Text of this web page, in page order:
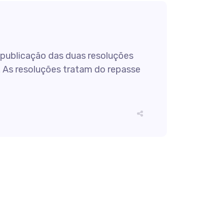
das duas resoluções
resoluções tratam do repasse